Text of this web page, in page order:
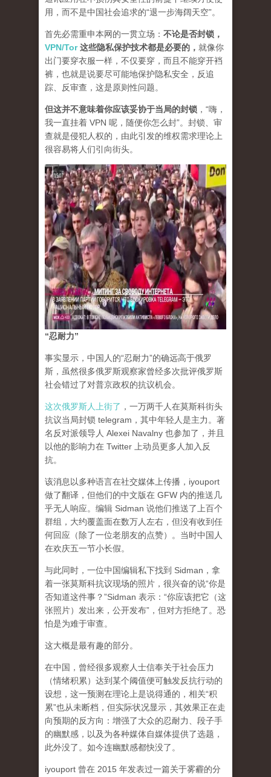
用，而不是中国社会追求的“退一步海阔天空”。
首先必需重申本网的一贯立场： 不论是否封锁，
VPN/Tor这些隐私保护技术都是必要的， 就像你
出门要穿衣服一样，不仅要穿，而且不能穿开裆
裤，也就是说要尽可能地保护隐私安全，反追
踪、反审查，这是原则性问题。
但这并不意味着你应该妥协于当局的封锁 ，“嗨，
我一直挂着 VPN 呢，随便你怎么封”。封锁、审
查就是侵犯人权的，由此引发的维权需求理论上
很容易将人们引向街头。
“忍耐力”
事实显示，中国人的“忍耐力”的确远高于俄罗
斯，虽然很多俄罗斯观察家曾经多次批评俄罗斯
社会错过了对普京政权的抗议机会。
这次俄罗斯人上街了 ，一万两千人在莫斯科街头
抗议当局封锁 telegram，其中年轻人是主力。著
名反对派领导人 Alexei Navalny 也参加了，并且
以他的影响力在 Twitter 上动员更多人加入反
抗。
该消息以多种语言在社交媒体上传播，iyouport
做了翻译，但他们的中文版在 GFW 内的推送几
乎无人响应。编辑 Sidman 说他们推送了上百个
群组，大约覆盖面在数万人左右，但没有收到任
何回应（除了一位老朋友的点赞）。当时中国人
在欢庆五一节小长假。
与此同时，一位中国编辑私下找到 Sidman，拿
着一张莫斯科抗议现场的照片，很兴奋的说“你是
否知道这件事？”Sidman 表示：“你应该把它（这
张照片）发出来，公开发布”，但对方拒绝了。恐
怕是为难于审查。
这大概是最有趣的部分。
在中国，曾经很多观察人士信奉关于社会压力
（情绪积累）达到某个阈值便可触发反抗行动的
设想，这一预测在理论上是说得通的，相关“积
累”也从未断档，但实际状况显示，其效果正在走
向预期的反方向：增强了大众的忍耐力、段子手
的幽默感，以及为各种媒体自媒体提供了选题，
此外没了。如今连幽默感都快没了。
iyouport 曾在 2015 年发表过一篇关于雾霾的分